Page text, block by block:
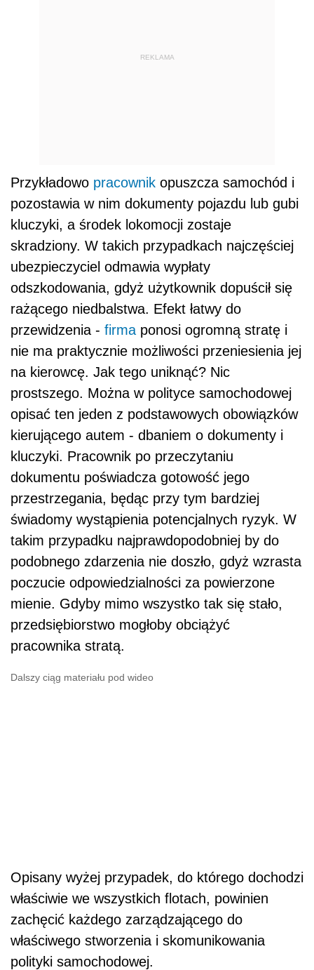
REKLAMA
Przykładowo pracownik opuszcza samochód i
pozostawia w nim dokumenty pojazdu lub gubi
kluczyki, a środek lokomocji zostaje
skradziony. W takich przypadkach najczęściej
ubezpieczyciel odmawia wypłaty
odszkodowania, gdyż użytkownik dopuścił się
rażącego niedbalstwa. Efekt łatwy do
przewidzenia - firma ponosi ogromną stratę i
nie ma praktycznie możliwości przeniesienia jej
na kierowcę. Jak tego uniknąć? Nic
prostszego. Można w polityce samochodowej
opisać ten jeden z podstawowych obowiązków
kierującego autem - dbaniem o dokumenty i
kluczyki. Pracownik po przeczytaniu
dokumentu poświadcza gotowość jego
przestrzegania, będąc przy tym bardziej
świadomy wystąpienia potencjalnych ryzyk. W
takim przypadku najprawdopodobniej by do
podobnego zdarzenia nie doszło, gdyż wzrasta
poczucie odpowiedzialności za powierzone
mienie. Gdyby mimo wszystko tak się stało,
przedsiębiorstwo mogłoby obciążyć
pracownika stratą.
Dalszy ciąg materiału pod wideo
Opisany wyżej przypadek, do którego dochodzi
właściwie we wszystkich flotach, powinien
zachęcić każdego zarządzającego do
właściwego stworzenia i skomunikowania
polityki samochodowej.